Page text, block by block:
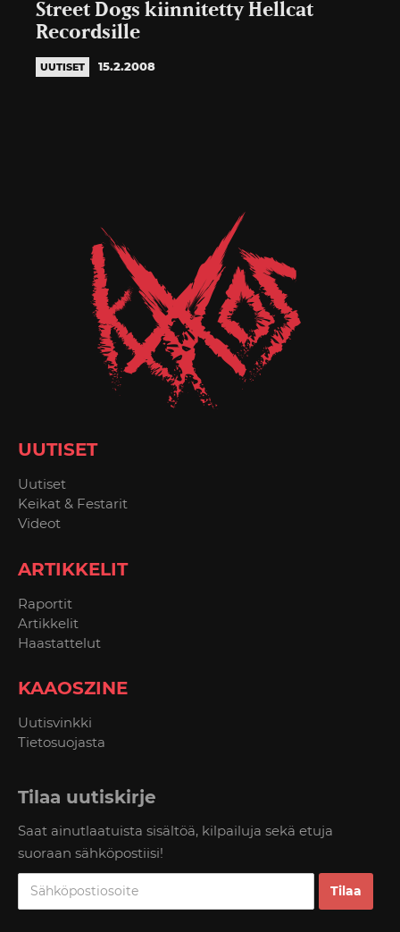
Street Dogs kiinnitetty Hellcat
Recordsille
UUTISET 15.2.2008
UUTISET
Uutiset
Keikat & Festarit
Videot
ARTIKKELIT
Raportit
Artikkelit
Haastattelut
KAAOSZINE
Uutisvinkki
Tietosuojasta
Tilaa uutiskirje
Saat ainutlaatuista sisältöä, kilpailuja sekä etuja
suoraan sähköpostiisi!